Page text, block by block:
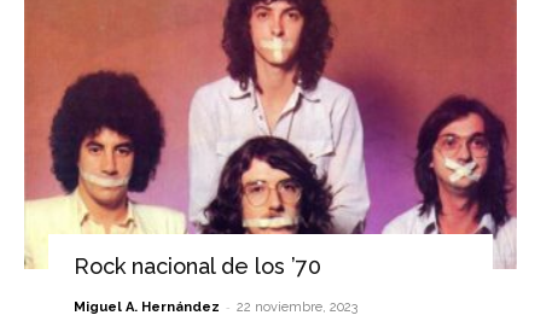
Rock nacional de los ’70
Miguel A. Hernández - 22 noviembre, 2023